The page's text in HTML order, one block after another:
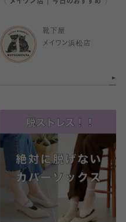
〈 メイワン店｜今日のおすすめ 〉
靴下屋
メイワン浜松店